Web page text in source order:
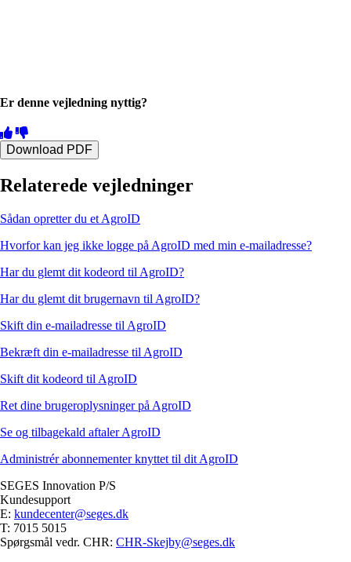
Er denne vejledning nyttig?
Download PDF
Relaterede vejledninger
Sådan opretter du et AgroID
Hvorfor kan jeg ikke logge på AgroID med min e-mailadresse?
Har du glemt dit kodeord til AgroID?
Har du glemt dit brugernavn til AgroID?
Skift din e-mailadresse til AgroID
Bekræft din e-mailadresse til AgroID
Skift dit kodeord til AgroID
Ret dine brugeroplysninger på AgroID
Se og tilbagekald aftaler AgroID
Administrér abonnementer knyttet til dit AgroID
SEGES Innovation P/S
Kundesupport
E: kundecenter@seges.dk
T: 7015 5015
Spørgsmål vedr. CHR: CHR-Skejby@seges.dk